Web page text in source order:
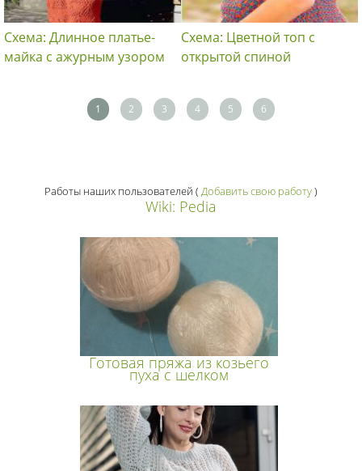
Схема: Длинное платье-
майка с ажурным узором
Схема: Цветной топ с
открытой спиной
1 2 3 4 5 6
Работы наших пользователей ( Добавить свою работу)
Wiki: Pedia
Готовая пряжа из козьего
пуха с шелком